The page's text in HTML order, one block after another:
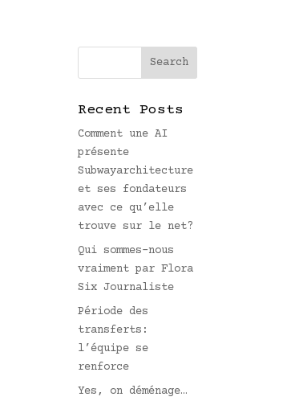
Recent Posts
Comment une AI
présente
Subwayarchitecture
et ses fondateurs
avec ce qu’elle
trouve sur le net?
Qui sommes-nous
vraiment par Flora
Six Journaliste
Période des
transferts:
l’équipe se
renforce
Yes, on déménage…